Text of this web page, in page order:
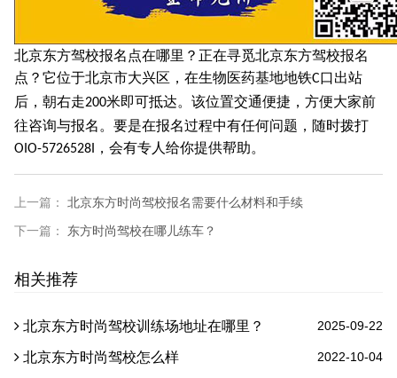
北京东方驾校报名点在哪里？正在寻觅北京东方驾校报名
点？它位于北京市大兴区，在生物医药基地地铁C口出站
后，朝右走200米即可抵达。该位置交通便捷，方便大家前
往咨询与报名。要是在报名过程中有任何问题，随时拨打
OIO-5726528I ，会有专人给你提供帮助。
上一篇：
北京东方时尚驾校报名需要什么材料和手续
下一篇：
东方时尚驾校在哪儿练车？
相关推荐
北京东方时尚驾校训练场地址在哪里？ 2025-09-22
北京东方时尚驾校怎么样 2022-10-04